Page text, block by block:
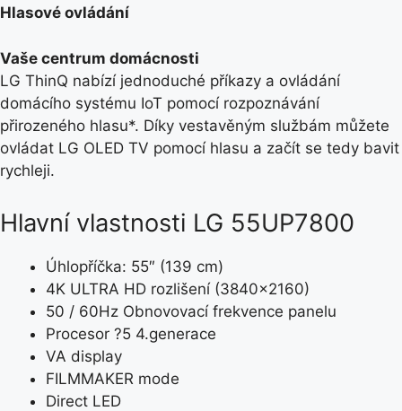
Hlasové ovládání
Vaše centrum domácnosti
LG ThinQ nabízí jednoduché příkazy a ovládání
domácího systému IoT pomocí rozpoznávání
přirozeného hlasu*. Díky vestavěným službám můžete
ovládat LG OLED TV pomocí hlasu a začít se tedy bavit
rychleji.
Hlavní vlastnosti LG 55UP7800
Úhlopříčka: 55″ (139 cm)
4K ULTRA HD rozlišení (3840×2160)
50 / 60Hz Obnovovací frekvence panelu
Procesor ?5 4.generace
VA display
FILMMAKER mode
Direct LED